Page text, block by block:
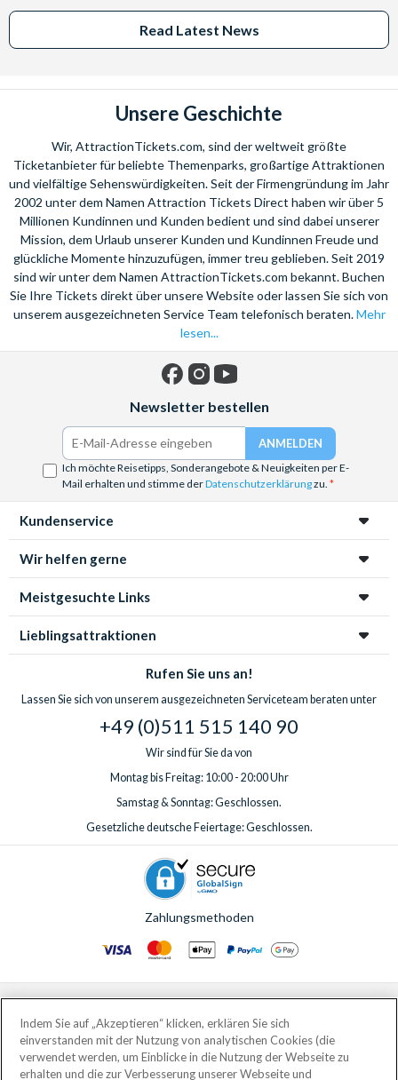
Read Latest News
Unsere Geschichte
Wir, AttractionTickets.com, sind der weltweit größte
Ticketanbieter für beliebte Themenparks, großartige Attraktionen
und vielfältige Sehenswürdigkeiten. Seit der Firmengründung im Jahr
2002 unter dem Namen Attraction Tickets Direct haben wir über 5
Millionen Kundinnen und Kunden bedient und sind dabei unserer
Mission, dem Urlaub unserer Kunden und Kundinnen Freude und
glückliche Momente hinzuzufügen, immer treu geblieben. Seit 2019
sind wir unter dem Namen AttractionTickets.com bekannt. Buchen
Sie Ihre Tickets direkt über unsere Website oder lassen Sie sich von
unserem ausgezeichneten Service Team telefonisch beraten.Mehr
lesen...
Newsletter bestellen
Ich möchte Reisetipps, Sonderangebote & Neuigkeiten per E-
Mail erhalten und stimme derDatenschutzerklärungzu.
Kundenservice
Wir helfen gerne
Meistgesuchte Links
Lieblingsattraktionen
Rufen Sie uns an!
Lassen Sie sich von unserem ausgezeichneten Serviceteam beraten unter
+49 (0)511 515 140 90
Wir sind für Sie da von
Montag bis Freitag: 10:00 - 20:00 Uhr
Samstag & Sonntag: Geschlossen.
Gesetzliche deutsche Feiertage: Geschlossen.
Zahlungsmethoden
© AttractionTickets.com 2002 - 2026
Eingetragener Firmensitz: 2nd Floor Nucleus House, 2 Lower Mortlake Road,
Richmond, United Kingdom, TW9 2JA.
AttractionTickets.com is a trading name of Attraction Tickets LTD, who are
the owners of UK Trademark Registration Nos. 3427114 and 3427117.
Indem Sie auf „Akzeptieren“ klicken, erklären Sie sich
einverstanden mit der Nutzung von analytischen Cookies (die
verwendet werden, um Einblicke in die Nutzung der Webseite zu
erhalten und die zur Verbesserung unserer Webseite und